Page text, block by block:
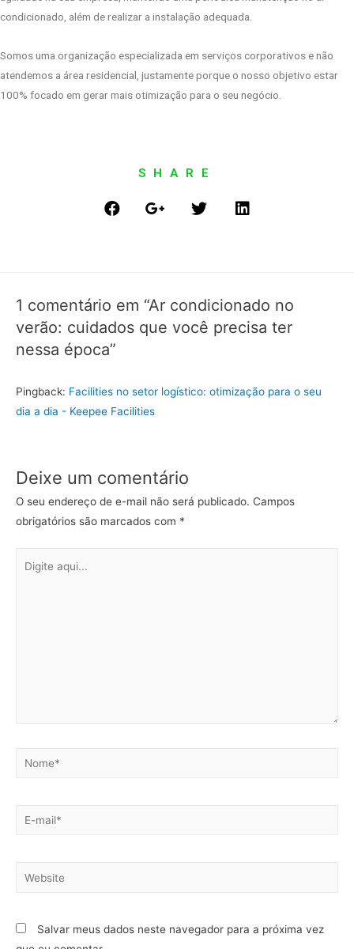
condicionado, além de realizar a instalação adequada.
Somos uma organização especializada em serviços corporativos e não
atendemos a área residencial, justamente porque o nosso objetivo estar
100% focado em gerar mais otimização para o seu negócio.
SHARE
1 comentário em “Ar condicionado no
verão: cuidados que você precisa ter
nessa época”
Pingback: Facilities no setor logístico: otimização para o seu
dia a dia - Keepee Facilities
Deixe um comentário
O seu endereço de e-mail não será publicado. Campos
obrigatórios são marcados com *
Salvar meus dados neste navegador para a próxima vez